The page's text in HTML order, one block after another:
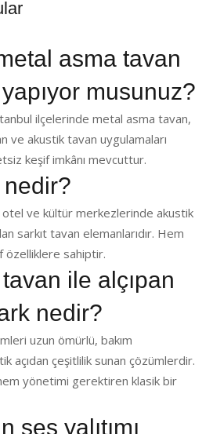
asma tavan
musunuz?
ilçelerinde metal asma tavan,
ve akustik tavan uygulamaları
keşif imkânı mevcuttur.
ve kültür merkezlerinde akustik
sarkıt tavan elemanlarıdır. Hem
özelliklere sahiptir.
ile alçıpan
nedir?
uzun ömürlü, bakım
açıdan çeşitlilik sunan çözümlerdir.
yönetimi gerektiren klasik bir
ses yalıtımı